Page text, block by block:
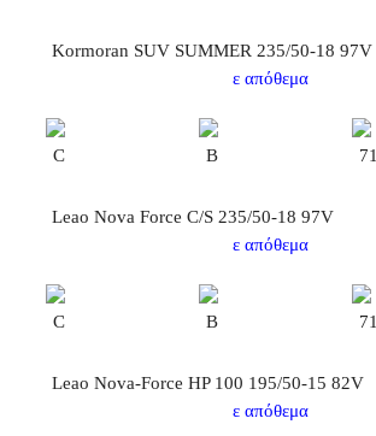
Kormoran SUV SUMMER 235/50-18 97V
ε απόθεμα
C B 71
Leao Nova Force C/S 235/50-18 97V
ε απόθεμα
C B 71
Leao Nova-Force HP 100 195/50-15 82V
ε απόθεμα